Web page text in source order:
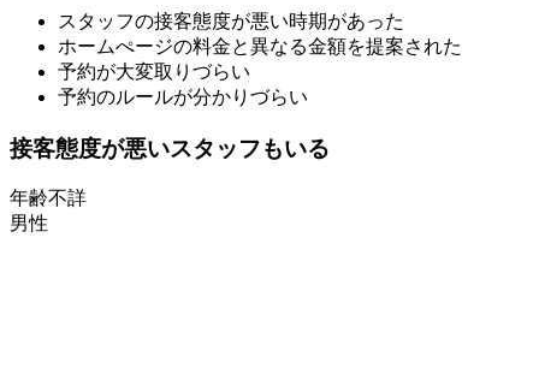
スタッフの接客態度が悪い時期があった
ホームぺージの料金と異なる金額を提案された
予約が大変取りづらい
予約のルールが分かりづらい
接客態度が悪いスタッフもいる
年齢不詳
男性